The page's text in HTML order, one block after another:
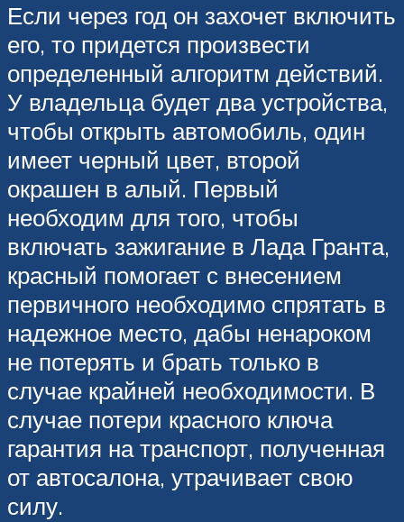
Если через год он захочет включить
его, то придется произвести
определенный алгоритм действий.
У владельца будет два устройства,
чтобы открыть автомобиль, один
имеет черный цвет, второй
окрашен в алый. Первый
необходим для того, чтобы
включать зажигание в Лада Гранта,
красный помогает с внесением
первичного необходимо спрятать в
надежное место, дабы ненароком
не потерять и брать только в
случае крайней необходимости. В
случае потери красного ключа
гарантия на транспорт, полученная
от автосалона, утрачивает свою
силу.